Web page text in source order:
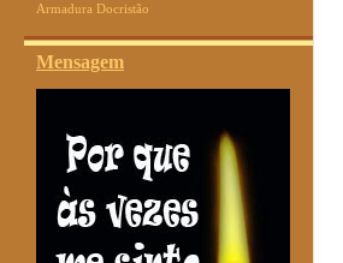
Armadura Docristão
Mensagem